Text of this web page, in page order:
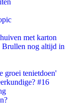
met karton
Brullen nog altijd in
groei tenietdoen'
#16